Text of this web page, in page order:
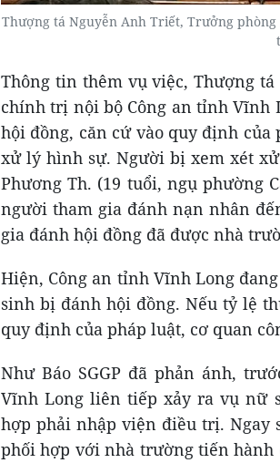
Thượng tá Nguyễn Anh Triết, Trưởng
Thông tin thêm vụ việc, Thượng
chính trị nội bộ Công an tỉnh Vĩnh
hội đồng, căn cứ vào quy định
xử lý hình sự. Người bị xem xét
Phương Th. (19 tuổi, ngụ phường
người tham gia đánh nạn nhân
gia đánh hội đồng đã được nhà
Hiện, Công an tỉnh Vĩnh Long
sinh bị đánh hội đồng. Nếu tỷ lệ
quy định của pháp luật, cơ quan
Như Báo SGGP đã phản ánh,
Vĩnh Long liên tiếp xảy ra vụ nữ
hợp phải nhập viện điều trị. Ngay
phối hợp với nhà trường tiến